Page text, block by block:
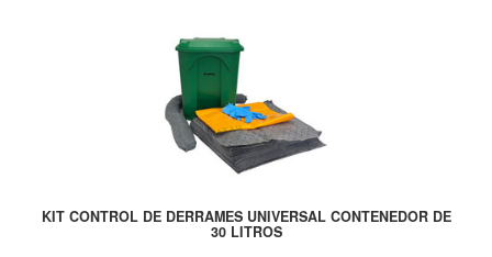
KIT CONTROL DE DERRAMES UNIVERSAL CONTENEDOR DE
30 LITROS